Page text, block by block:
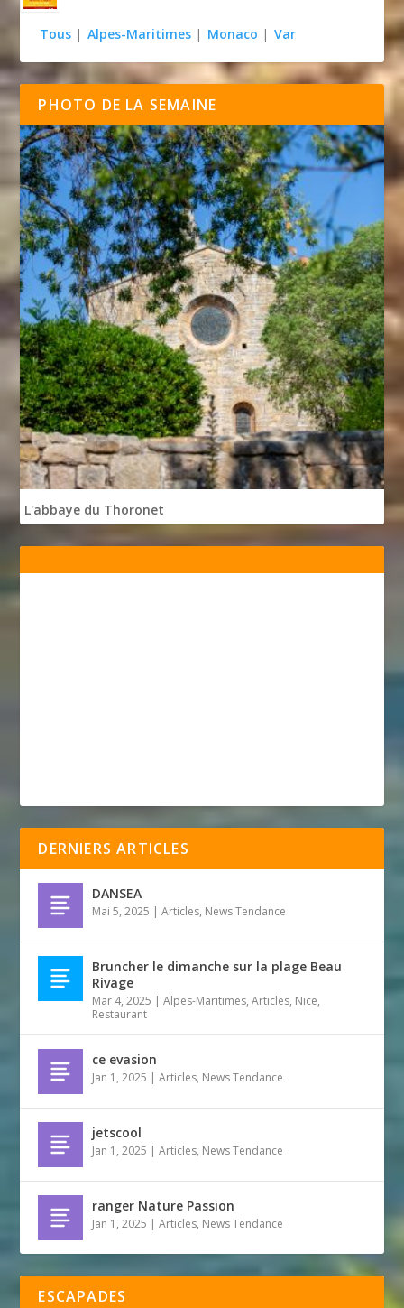
Tous | Alpes-Maritimes | Monaco | Var
PHOTO DE LA SEMAINE
L'abbaye du Thoronet
DERNIERS ARTICLES
DANSEA
Mai 5, 2025 |Articles, News Tendance
Bruncher le dimanche sur la plage Beau
Rivage
Mar 4, 2025 |Alpes-Maritimes,Articles, Nice,
Restaurant
ce evasion
Jan 1, 2025 |Articles, News Tendance
jetscool
Jan 1, 2025 |Articles, News Tendance
ranger Nature Passion
Jan 1, 2025 |Articles, News Tendance
ESCAPADES